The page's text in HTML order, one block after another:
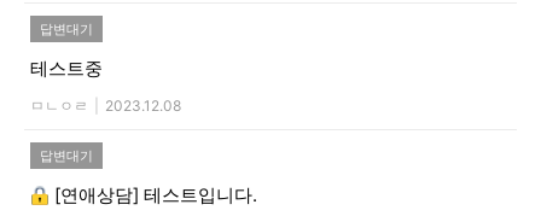
답변대기
테스트중
ㅁㄴㅇㄹ 2023.12.08
답변대기
[연애상담] 테스트입니다.